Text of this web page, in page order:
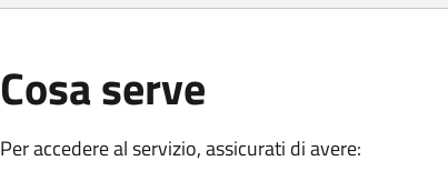
Cosa serve
Per accedere al servizio, assicurati di avere: